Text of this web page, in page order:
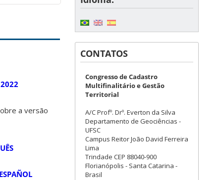
a versão
CONTATOS
Congresso de Cadastro
Multifinalitário e Gestão
Territorial
A/C Profº. Drº. Everton da Silva
Departamento de Geociências -
UFSC
Campus Reitor João David Ferreira
Lima
Trindade CEP 88040-900
Florianópolis - Santa Catarina -
Brasil